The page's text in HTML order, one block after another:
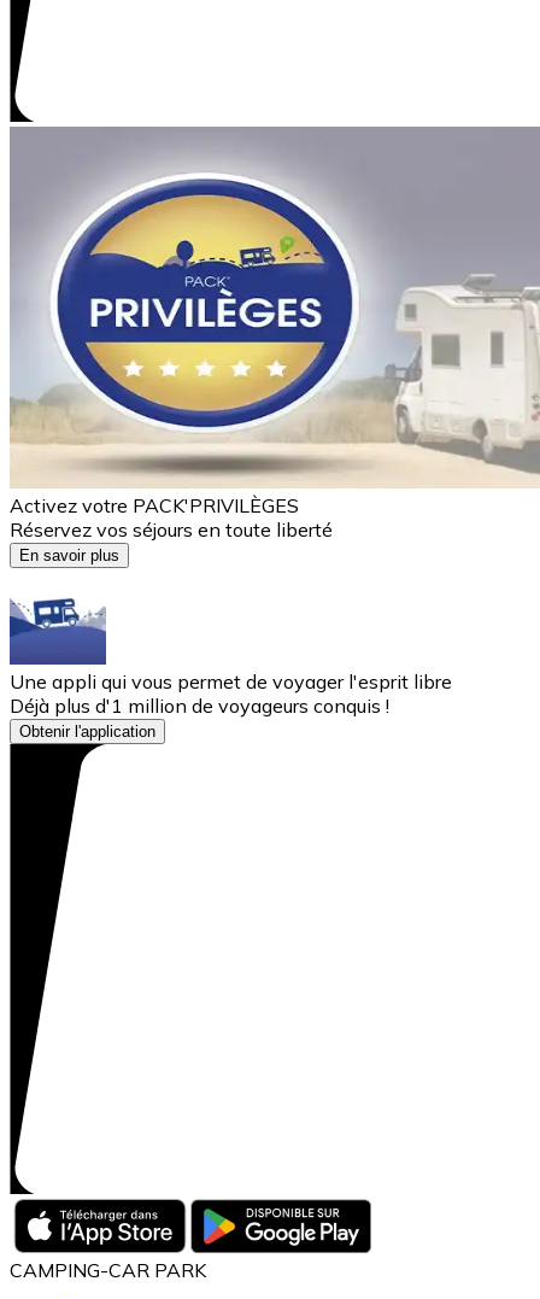
Activez votre PACK'PRIVILÈGES
Réservez vos séjours en toute liberté
En savoir plus
Une appli qui vous permet de voyager l'esprit libre
Déjà plus d'1 million de voyageurs conquis !
Obtenir l'application
CAMPING-CAR PARK